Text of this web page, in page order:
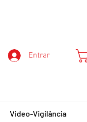
Entrar
Video-Vigilância